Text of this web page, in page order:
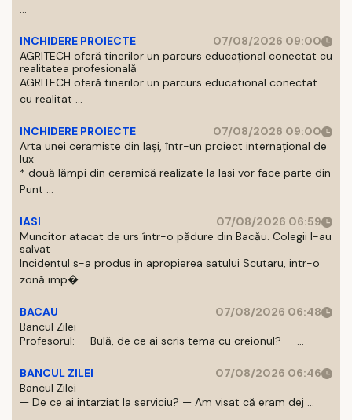
...
INCHIDERE PROIECTE
07/08/2026 09:00
AGRITECH oferă tinerilor un parcurs educațional conectat cu
realitatea profesională
AGRITECH oferă tinerilor un parcurs educational conectat
cu realitat ...
INCHIDERE PROIECTE
07/08/2026 09:00
Arta unei ceramiste din Iași, într-un proiect internațional de
lux
* două lămpi din ceramică realizate la Iasi vor face parte din
Punt ...
IASI
07/08/2026 06:59
Muncitor atacat de urs într-o pădure din Bacău. Colegii l-au
salvat
Incidentul s-a produs in apropierea satului Scutaru, intr-o
zonă imp� ...
BACAU
07/08/2026 06:48
Bancul Zilei
Profesorul: — Bulă, de ce ai scris tema cu creionul? — ...
BANCUL ZILEI
07/08/2026 06:46
Bancul Zilei
— De ce ai intarziat la serviciu? — Am visat că eram dej ...